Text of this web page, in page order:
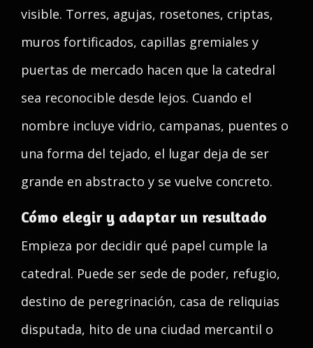
visible. Torres, agujas, rosetones, criptas,
muros fortificados, capillas gremiales y
puertas de mercado hacen que la catedral
sea reconocible desde lejos. Cuando el
nombre incluye vidrio, campanas, puentes o
una forma del tejado, el lugar deja de ser
grande en abstracto y se vuelve concreto.
Cómo elegir y adaptar un resultado
Empieza por decidir qué papel cumple la
catedral. Puede ser sede de poder, refugio,
destino de peregrinación, casa de reliquias
disputada, hito de una ciudad mercantil o